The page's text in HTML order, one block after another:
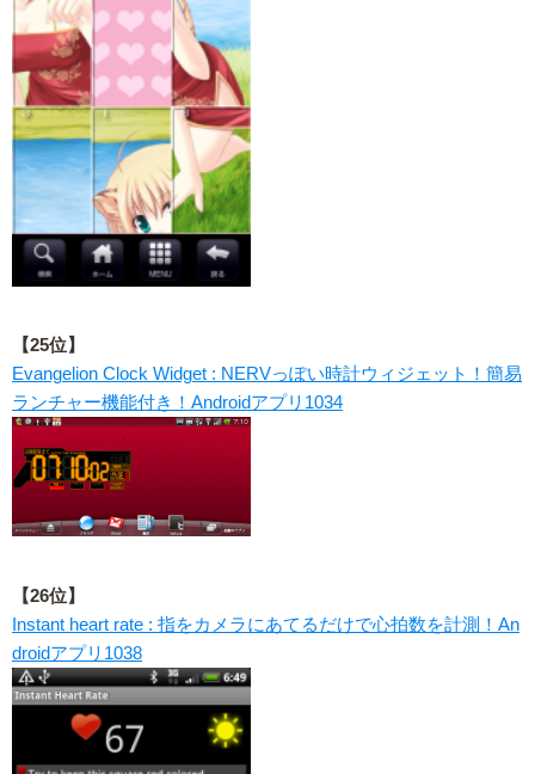
【25位】
Evangelion Clock Widget : NERVっぽい時計ウィジェット！簡易
ランチャー機能付き！Androidアプリ1034
【26位】
Instant heart rate : 指をカメラにあてるだけで心拍数を計測！An
droidアプリ1038